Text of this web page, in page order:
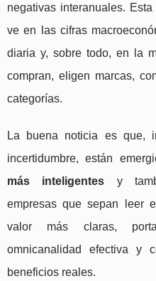
negativas interanuales.
ve en las cifras
diaria y, sobre todo, en la
compran, eligen marcas,
categorías.
La buena noticia es que,
incertidumbre, están
más inteligentes y
empresas que sepan leer
valor más claras,
omnicanalidad efectiva y
beneficios reales.